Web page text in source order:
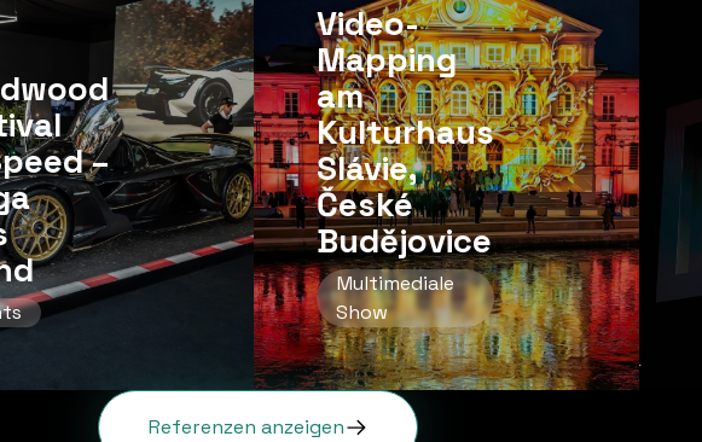
​​–
Video-
Mapping
am
Kulturhaus
Slávie,
České
Budějovice
Multimediale
Show
Referenzen anzeigen